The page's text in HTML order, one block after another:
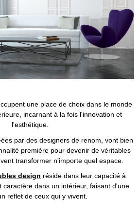
une place de choix dans le monde
incarnant à la fois l'innovation et
l'esthétique.
par des designers de renom, vont bien
première pour devenir de véritables
transformer n'importe quel espace.
design réside dans leur capacité à
caractère dans un intérieur, faisant d'une
reflet de ceux qui y vivent.